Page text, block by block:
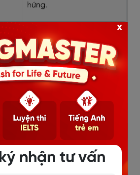
hứng.
trúc câu cảm thán tương tự
lập
không gì đặc biệt, hãy sử dụng
was your day?” mang tính trung
số ví dụ:
Cũng ổn. Không có gì quá
nhận tư vấn
x